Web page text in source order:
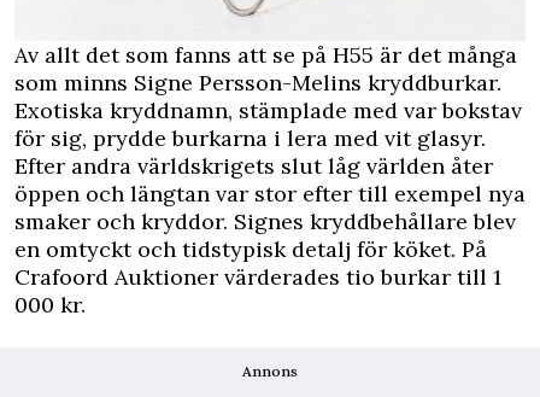
Av allt det som fanns att se på H55 är det många
som minns Signe Persson-Melins kryddburkar.
Exotiska kryddnamn, stämplade med var bokstav
för sig, prydde burkarna i lera med vit glasyr.
Efter andra världskrigets slut låg världen åter
öppen och längtan var stor efter till exempel nya
smaker och kryddor. Signes kryddbehållare blev
en omtyckt och tidstypisk detalj för köket. På
Crafoord Auktioner värderades tio burkar till 1
000 kr.
Annons